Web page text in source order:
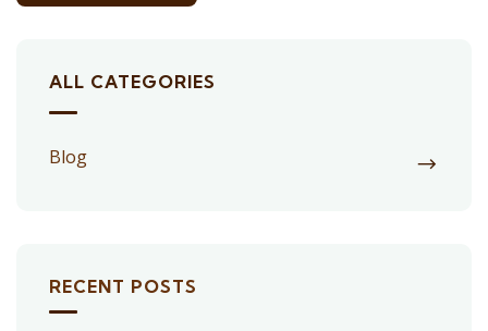
ALL CATEGORIES
Blog
RECENT POSTS